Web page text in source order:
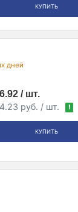
КУПИТЬ
дней
/ шт.
руб. / шт. !
КУПИТЬ